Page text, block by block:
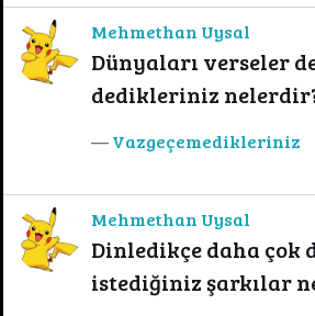
Mehmethan Uysal
Dünyaları verseler
dedikleriniz
Vazgeçemedikleriniz
Mehmethan Uysal
Dinledikçe daha çok
istediğiniz şarkılar